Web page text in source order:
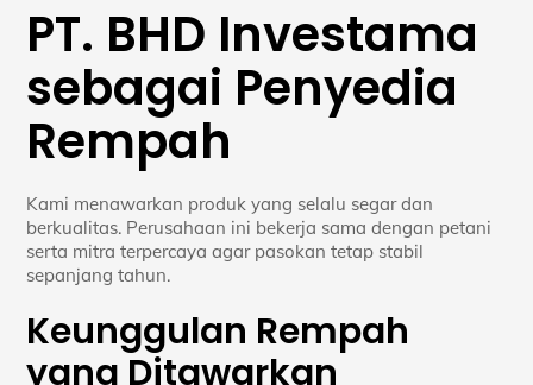
PT. BHD Investama
sebagai Penyedia
Rempah
Kami menawarkan produk yang selalu segar dan
berkualitas. Perusahaan ini bekerja sama dengan petani
serta mitra terpercaya agar pasokan tetap stabil
sepanjang tahun.
Keunggulan Rempah
yang Ditawarkan